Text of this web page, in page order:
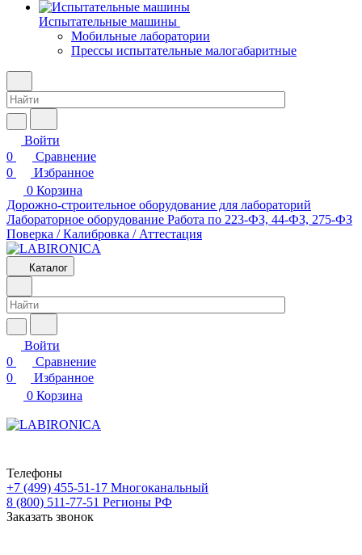
Испытательные машины
Мобильные лаборатории
Прессы испытательные малогабаритные
Войти
0
Сравнение
0
Избранное
0 Корзина
Дорожно-строительное оборудование для лабораторий
Лабораторное оборудование Работа по 223-ФЗ, 44-ФЗ, 275-ФЗ
Поверка / Калибровка / Аттестация
Каталог
Войти
0
Сравнение
0
Избранное
0 Корзина
Телефоны
+7 (499) 455-51-17 Многоканальный
8 (800) 511-77-51 Регионы РФ
Заказать звонок